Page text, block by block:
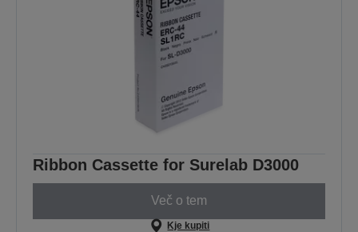
Ribbon Cassette for Surelab D3000
Več o tem
Kje kupiti